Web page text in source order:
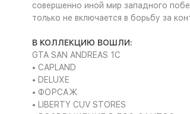
совершенно иной мир западного
только не включается в борьбу за
В КОЛЛЕКЦИЮ ВОШЛИ:
GTA SAN ANDREAS 1C
• CAPLAND
• DELUXE
• ФОРСАЖ
• LIBERTY CUV STORES